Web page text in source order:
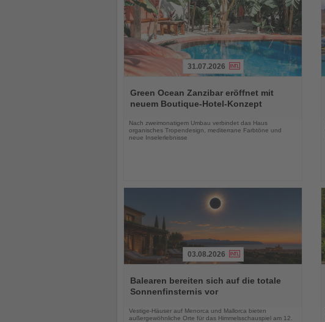
Sie
die
31.07.2026
Green Ocean Zanzibar eröffnet mit
neuem Boutique-Hotel-Konzept
Nach zweimonatigem Umbau verbindet das Haus
organisches Tropendesign, mediterrane Farbtöne und
neue Inselerlebnisse
Sie
die
03.08.2026
Balearen bereiten sich auf die totale
Sonnenfinsternis vor
Vestige-Häuser auf Menorca und Mallorca bieten
außergewöhnliche Orte für das Himmelsschauspiel am 12.